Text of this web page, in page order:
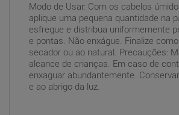
Modo de Usar: Com os cabelos
aplique uma pequena quantidade na
esfregue e distribua uniformemente
e pontas. Não enxágue. Finalize
secador ou ao natural. Precauções:
alcance de crianças. Em caso de
enxaguar abundantemente.
e ao abrigo da luz.